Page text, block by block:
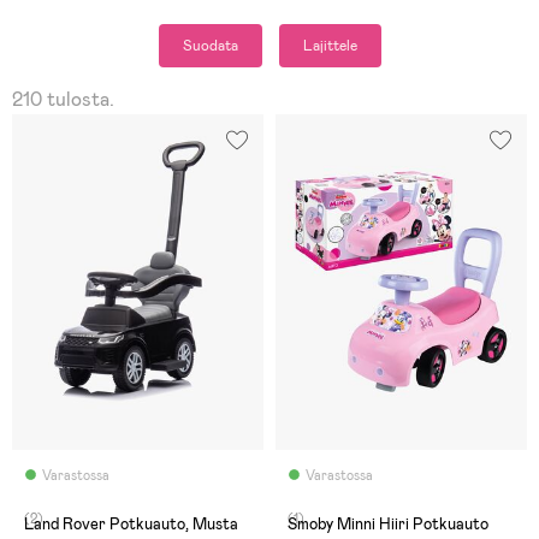
Suodata Lajittele
210 tulosta.
Varastossa
(2)
Land Rover Potkuauto, Musta
Varastossa
(1)
Smoby Minni Hiiri Potkuauto